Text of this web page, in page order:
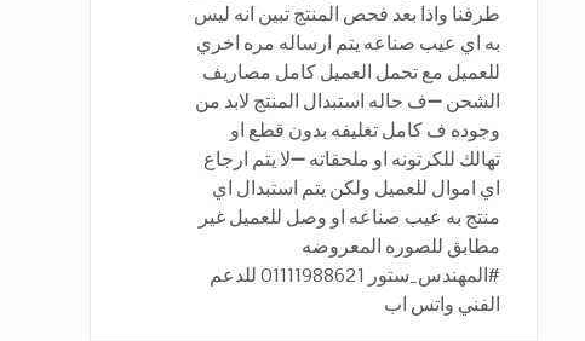
طرفنا واذا بعد فحص المنتج تبين انه ليس
به اي عيب صناعه يتم ارساله مره اخري
للعميل مع تحمل العميل كامل مصاريف
الشحن ➖ف حاله استبدال المنتج لابد من
وجوده ف كامل تغليفه بدون قطع او
تهالك للكرتونه او ملحقاته ➖لا يتم ارجاع
اي اموال للعميل ولكن يتم استبدال اي
منتج به عيب صناعه او وصل للعميل غير
مطابق للصوره المعروضه
#المهندس_ستور 01111988621 للدعم
الفني واتس اب